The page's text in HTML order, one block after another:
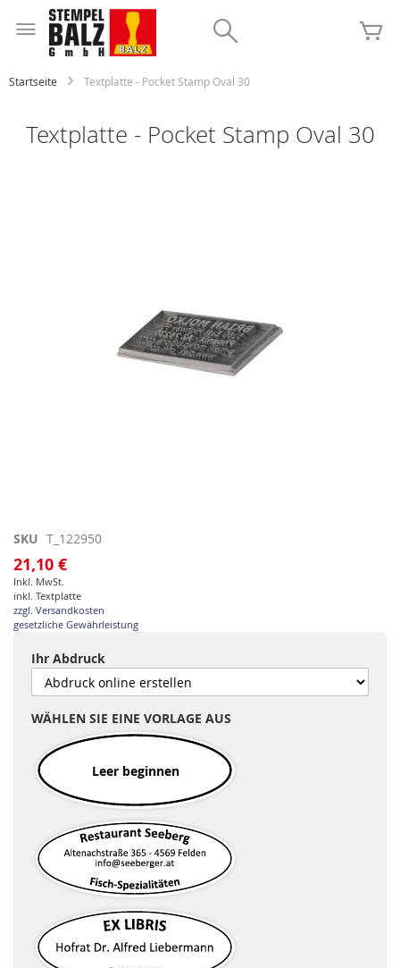
Inhalt
springen
Startseite Textplatte - Pocket Stamp Oval 30
Textplatte - Pocket Stamp Oval 30
Zum
Anfang
der
Bildgalerie
springen
SKU T_122950
21,10 €
Inkl. MwSt.
inkl. Textplatte
zzgl. Versandkosten
gesetzliche Gewährleistung
Ihr Abdruck
WÄHLEN SIE EINE VORLAGE AUS
Leer beginnen